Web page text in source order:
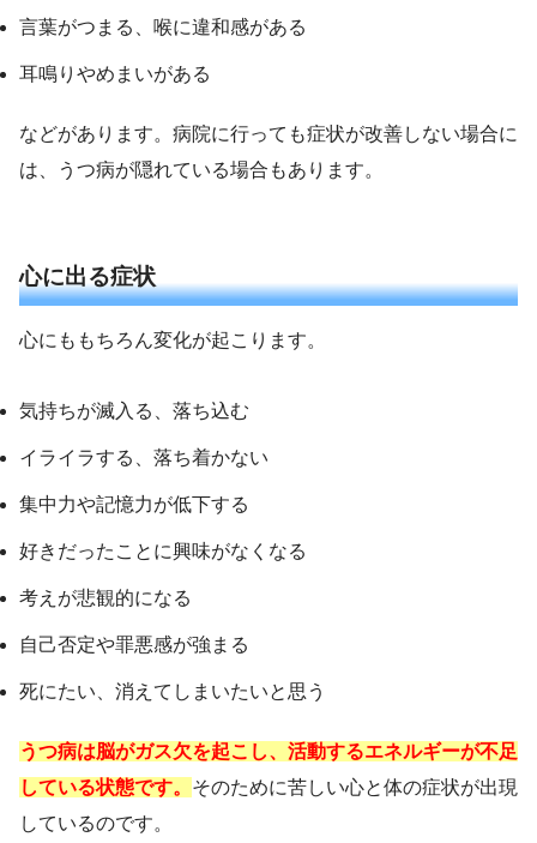
言葉がつまる、喉に違和感がある
耳鳴りやめまいがある
などがあります。病院に行っても症状が改善しない場合に
は、うつ病が隠れている場合もあります。
心に出る症状
心にももちろん変化が起こります。
気持ちが滅入る、落ち込む
イライラする、落ち着かない
集中力や記憶力が低下する
好きだったことに興味がなくなる
考えが悲観的になる
自己否定や罪悪感が強まる
死にたい、消えてしまいたいと思う
うつ病は脳がガス欠を起こし、活動するエネルギーが不足
している状態です。 そのために苦しい心と体の症状が出現
しているのです。